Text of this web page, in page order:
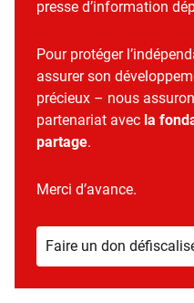
presse d’information
Pour protéger
assurer son
précieux – nous
partenariat avec la
partage.
Merci d’avance.
Faire un don